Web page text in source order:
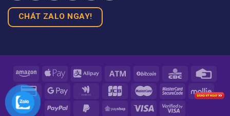
CHÁT ZALO NGAY!